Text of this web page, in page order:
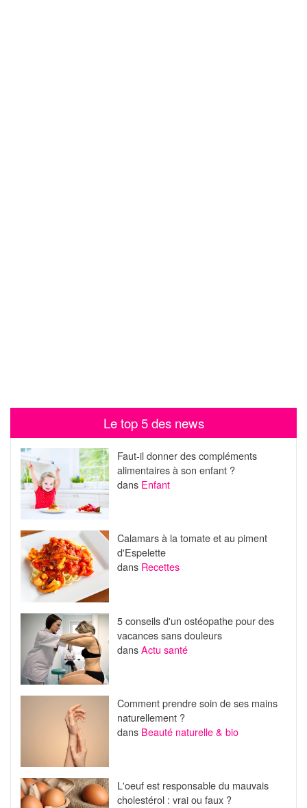
Le top 5 des news
Faut-il donner des compléments
alimentaires à son enfant ?
dans Enfant
Calamars à la tomate et au piment
d'Espelette
dans Recettes
5 conseils d'un ostéopathe pour des
vacances sans douleurs
dansActu santé
Comment prendre soin de ses mains
naturellement ?
dans Beauté naturelle & bio
L'oeuf est responsable du mauvais
cholestérol : vrai ou faux ?